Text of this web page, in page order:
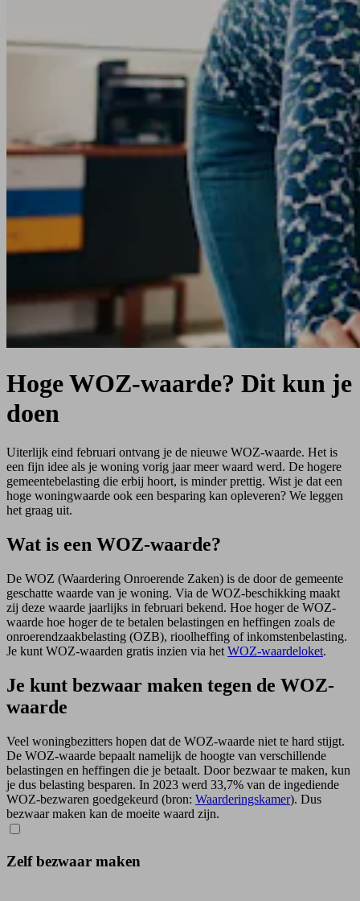
Hoge WOZ-waarde? Dit kun je
doen
Uiterlijk eind februari ontvang je de nieuwe WOZ-waarde. Het is
een fijn idee als je woning vorig jaar meer waard werd. De hogere
gemeentebelasting die erbij hoort, is minder prettig. Wist je dat een
hoge woningwaarde ook een besparing kan opleveren? We leggen
het graag uit.
Wat is een WOZ-waarde?
De WOZ (Waardering Onroerende Zaken) is de door de gemeente
geschatte waarde van je woning. Via de WOZ-beschikking maakt
zij deze waarde jaarlijks in februari bekend. Hoe hoger de WOZ-
waarde hoe hoger de te betalen belastingen en heffingen zoals de
onroerendzaakbelasting (OZB), rioolheffing of inkomstenbelasting.
Je kunt WOZ-waarden gratis inzien via het WOZ-waardeloket.
Je kunt bezwaar maken tegen de WOZ-
waarde
Veel woningbezitters hopen dat de WOZ-waarde niet te hard stijgt.
De WOZ-waarde bepaalt namelijk de hoogte van verschillende
belastingen en heffingen die je betaalt. Door bezwaar te maken, kun
je dus belasting besparen. In 2023 werd 33,7% van de ingediende
WOZ-bezwaren goedgekeurd (bron: Waarderingskamer). Dus
bezwaar maken kan de moeite waard zijn.
Zelf bezwaar maken